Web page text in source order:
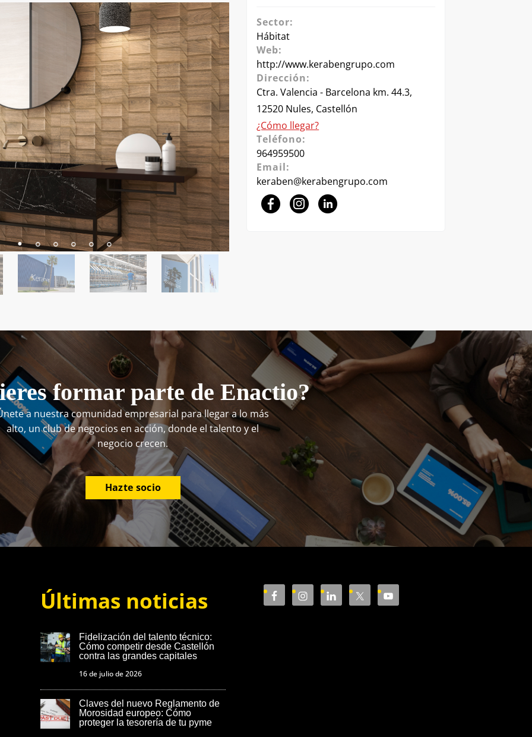
Sector:
Hábitat
Web:
http://www.kerabengrupo.com
Dirección:
Ctra. Valencia - Barcelona km. 44.3,
12520 Nules, Castellón
¿Cómo llegar?
Teléfono:
964959500
Email:
keraben@kerabengrupo.com
formar parte de Enactio?
a nuestra comunidad empresarial para llegar a lo más
alto, un club de negocios en acción, donde el talento y el
negocio crecen.
Hazte socio
Últimas noticias
Fidelización del talento técnico:
Cómo competir desde Castellón
contra las grandes capitales
16 de julio de 2026
Claves del nuevo Reglamento de
Morosidad europeo: Cómo
proteger la tesorería de tu pyme